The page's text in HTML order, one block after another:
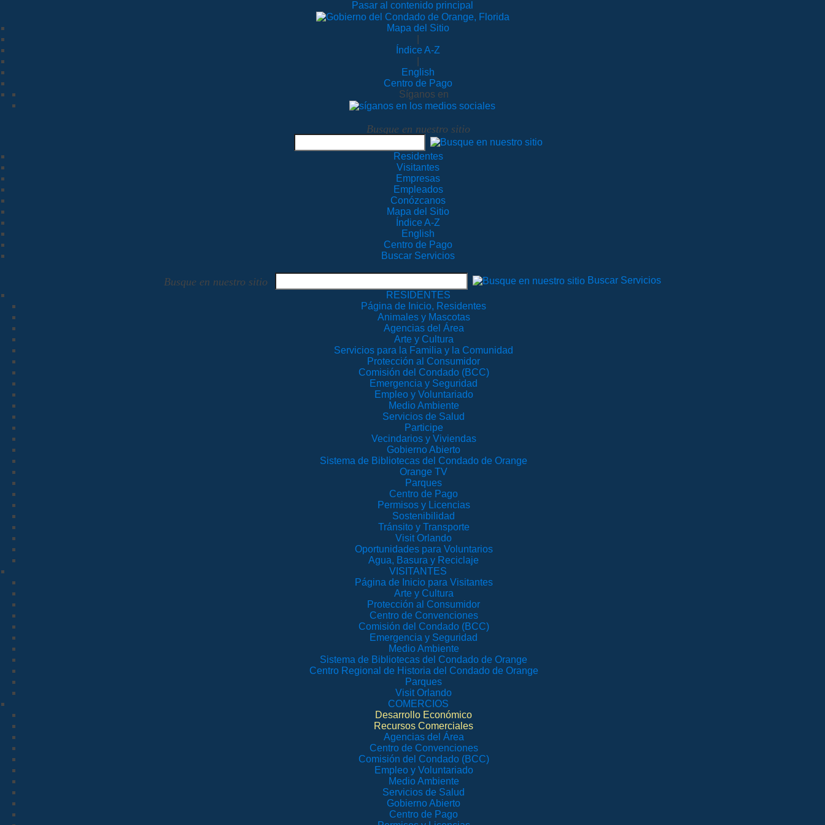
Pasar al contenido principal
Mapa del Sitio
Índice A-Z
English
Centro de Pago
Síganos en
Busque en nuestro sitio
Residentes
Visitantes
Empresas
Empleados
Conózcanos
Mapa del Sitio
Índice A-Z
English
Centro de Pago
Buscar Servicios
Busque en nuestro sitio
Buscar Servicios
RESIDENTES
Página de Inicio, Residentes
Animales y Mascotas
Agencias del Área
Arte y Cultura
Servicios para la Familia y la Comunidad
Protección al Consumidor
Comisión del Condado (BCC)
Emergencia y Seguridad
Empleo y Voluntariado
Medio Ambiente
Servicios de Salud
Participe
Vecindarios y Viviendas
Gobierno Abierto
Sistema de Bibliotecas del Condado de Orange
Orange TV
Parques
Centro de Pago
Permisos y Licencias
Sostenibilidad
Tránsito y Transporte
Visit Orlando
Oportunidades para Voluntarios
Agua, Basura y Reciclaje
VISITANTES
Página de Inicio para Visitantes
Arte y Cultura
Protección al Consumidor
Centro de Convenciones
Comisión del Condado (BCC)
Emergencia y Seguridad
Medio Ambiente
Sistema de Bibliotecas del Condado de Orange
Centro Regional de Historia del Condado de Orange
Parques
Visit Orlando
COMERCIOS
Desarrollo Económico
Recursos Comerciales
Agencias del Área
Centro de Convenciones
Comisión del Condado (BCC)
Empleo y Voluntariado
Medio Ambiente
Servicios de Salud
Gobierno Abierto
Centro de Pago